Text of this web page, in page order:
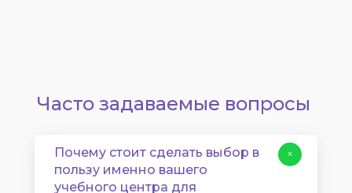
Часто задаваемые вопросы
Почему стоит сделать выбор в
пользу именно вашего
учебного центра для
+